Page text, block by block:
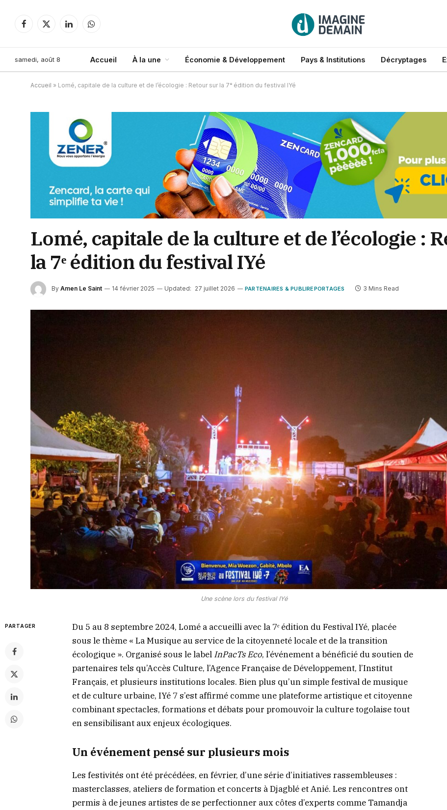
Facebook
X
LinkedInWhatsApp
samedi, août 8 Accueil À la une Économie & Développement Pays & Institutions Décryptages
Accueil » Lomé, capitale de la culture et de l’écologie : Retour sur la 7ᵉ édition du festival IYé
Lomé, capitale de la culture et de l’écologie :
la 7ᵉ édition du festival IYé
By Amen Le Saint 14 février 2025 Updated: 27 juillet 2026 PARTENAIRES & PUBLIREPORTAGES 3 Mins Read
Une scène lors du festival IYé
PARTAGER
Du 5 au 8 septembre 2024, Lomé a accueilli avec la 7ᵉ édition du Festival IYé, placée
sous le thème « La Musique au service de la citoyenneté locale et de la transition
écologique ». Organisé sous le label InPacTs Eco, l’événement a bénéficié du soutien de
partenaires tels qu’Accès Culture, l’Agence Française de Développement, l’Institut
Français, et plusieurs institutions locales. Bien plus qu’un simple festival de musique
et de culture urbaine, IYé 7 s’est affirmé comme une plateforme artistique et citoyenne
combinant spectacles, formations et débats pour promouvoir la culture togolaise tout
en sensibilisant aux enjeux écologiques.
Un événement pensé sur plusieurs mois
Les festivités ont été précédées, en février, d’une série d’initiatives rassembleuses :
masterclasses, ateliers de formation et concerts à Djagblé et Anié. Les rencontres ont
permis à de jeunes artistes de se perfectionner aux côtes d’experts comme Tamandja